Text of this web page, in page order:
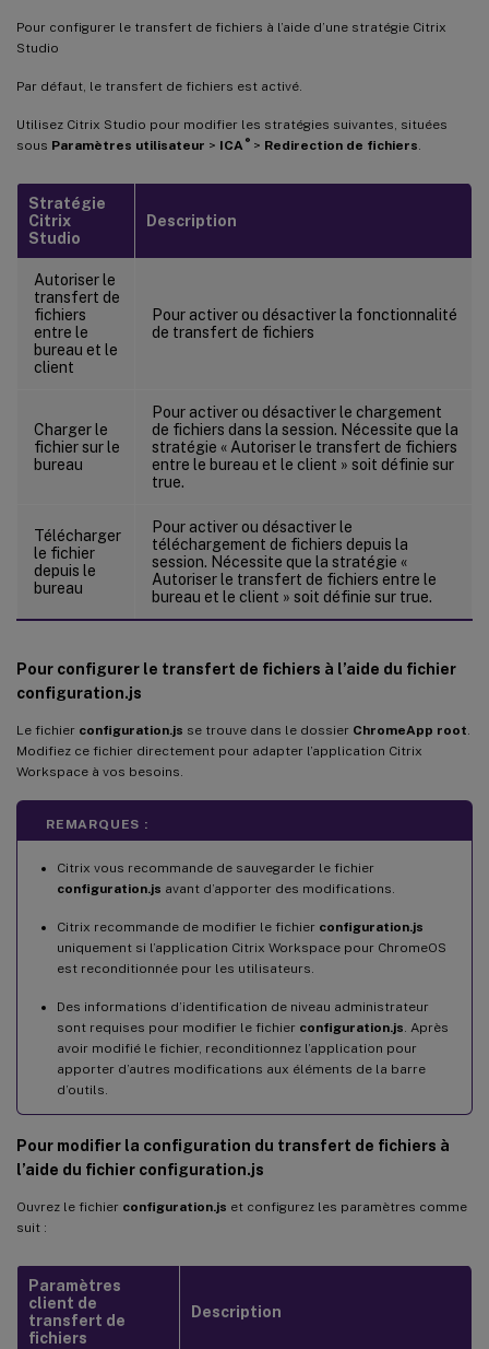
Pour configurer le transfert de fichiers à l’aide d’une stratégie Citrix
Studio
Par défaut, le transfert de fichiers est activé.
Utilisez Citrix Studio pour modifier les stratégies suivantes, situées
sous Paramètres utilisateur > ICA ®> Redirection de fichiers
Stratégie
Citrix
Studio
Description
Autoriser le
transfert de
fichiers
entre le
bureau et le
client
Pour activer ou désactiver la fonctionnalité
de transfert de fichiers
Charger le
fichier sur le
bureau
Pour activer ou désactiver le chargement
de fichiers dans la session. Nécessite que la
stratégie « Autoriser le transfert de fichiers
entre le bureau et le client » soit définie sur
true.
Télécharger
le fichier
depuis le
bureau
Pour activer ou désactiver le
téléchargement de fichiers depuis la
session. Nécessite que la stratégie «
Autoriser le transfert de fichiers entre le
bureau et le client » soit définie sur true.
Pour configurer le transfert de fichiers à l’aide du fichier
configuration.js
Le fichier configuration.js se trouve dans le dossier ChromeApp root
Modifiez ce fichier directement pour adapter l’application Citrix
Workspace à vos besoins.
REMARQUES :
Citrix vous recommande de sauvegarder le fichier
configuration.js avant d’apporter des modifications.
Citrix recommande de modifier le fichier configuration.js
uniquement si l’application Citrix Workspace pour ChromeOS
est reconditionnée pour les utilisateurs.
Des informations d’identification de niveau administrateur
sont requises pour modifier le fichier configuration.js . Après
avoir modifié le fichier, reconditionnez l’application pour
apporter d’autres modifications aux éléments de la barre
d’outils.
Pour modifier la configuration du transfert de fichiers à
l’aide du fichier configuration.js
Ouvrez le fichier configuration.js et configurez les paramètres comme
suit :
Paramètres
client de
transfert de
fichiers
Description